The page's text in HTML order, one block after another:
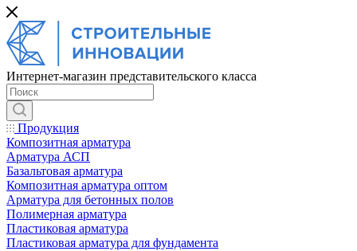
Интернет-магазин представительского класса
Продукция
Композитная арматура
Арматура АСП
Базальтовая арматура
Композитная арматура оптом
Арматура для бетонных полов
Полимерная арматура
Пластиковая арматура
Пластиковая арматура для фундамента